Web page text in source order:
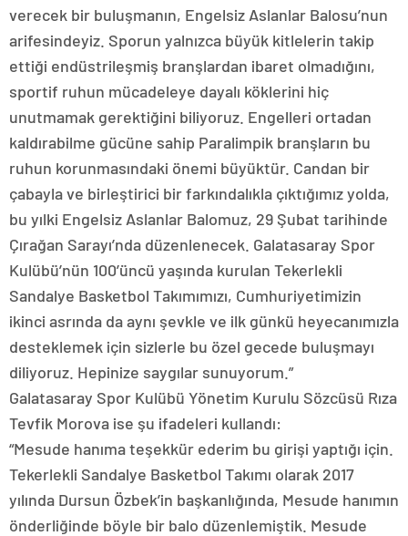
verecek bir buluşmanın, Engelsiz Aslanlar Balosu’nun
arifesindeyiz. Sporun yalnızca büyük kitlelerin takip
ettiği endüstrileşmiş branşlardan ibaret olmadığını,
sportif ruhun mücadeleye dayalı köklerini hiç
unutmamak gerektiğini biliyoruz. Engelleri ortadan
kaldırabilme gücüne sahip Paralimpik branşların bu
ruhun korunmasındaki önemi büyüktür. Candan bir
çabayla ve birleştirici bir farkındalıkla çıktığımız yolda,
bu yılki Engelsiz Aslanlar Balomuz, 29 Şubat tarihinde
Çırağan Sarayı’nda düzenlenecek. Galatasaray Spor
Kulübü’nün 100’üncü yaşında kurulan Tekerlekli
Sandalye Basketbol Takımımızı, Cumhuriyetimizin
ikinci asrında da aynı şevkle ve ilk günkü heyecanımızla
desteklemek için sizlerle bu özel gecede buluşmayı
diliyoruz. Hepinize saygılar sunuyorum.”
Galatasaray Spor Kulübü Yönetim Kurulu Sözcüsü Rıza
Tevfik Morova ise şu ifadeleri kullandı:
“Mesude hanıma teşekkür ederim bu girişi yaptığı için.
Tekerlekli Sandalye Basketbol Takımı olarak 2017
yılında Dursun Özbek’in başkanlığında, Mesude hanımın
önderliğinde böyle bir balo düzenlemiştik. Mesude